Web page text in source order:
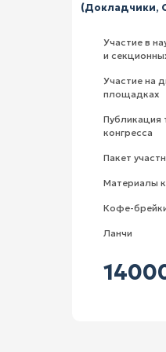
Участие в
и
(Докладчики,
Участие на
площадках
Публикация
конгресса
Пакет
Материалы
Кофе-
Ланчи